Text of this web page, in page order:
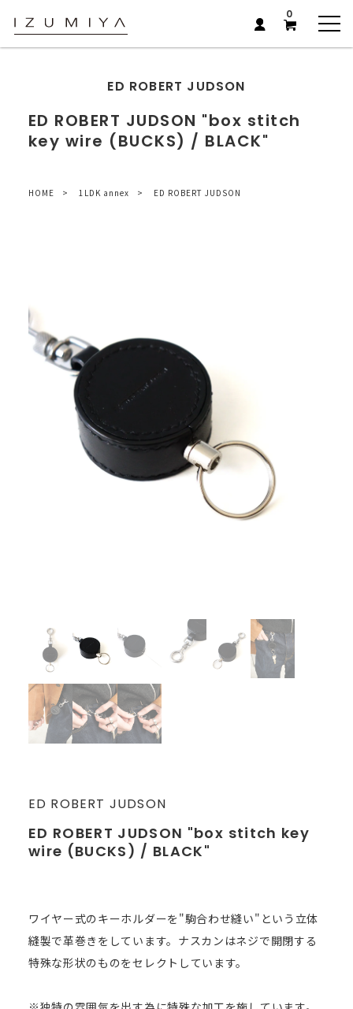
0
ED ROBERT JUDSON
ED ROBERT JUDSON "box stitch
key wire (BUCKS) / BLACK"
HOME 1LDK annex ED ROBERT JUDSON
ED ROBERT JUDSON
ED ROBERT JUDSON "box stitch key
wire (BUCKS) / BLACK"
ワイヤー式のキーホルダーを"駒合わせ縫い"という立体
縫製で革巻きをしています。ナスカンはネジで開閉する
特殊な形状のものをセレクトしています。